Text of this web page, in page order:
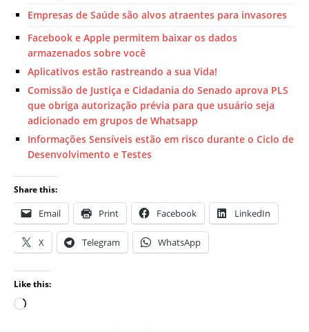
Empresas de Saúde são alvos atraentes para invasores
Facebook e Apple permitem baixar os dados
armazenados sobre você
Aplicativos estão rastreando a sua Vida!
Comissão de Justiça e Cidadania do Senado aprova PLS
que obriga autorização prévia para que usuário seja
adicionado em grupos de Whatsapp
Informações Sensíveis estão em risco durante o Ciclo de
Desenvolvimento e Testes
Share this:
Email Print Facebook LinkedIn
X Telegram WhatsApp
Like this: